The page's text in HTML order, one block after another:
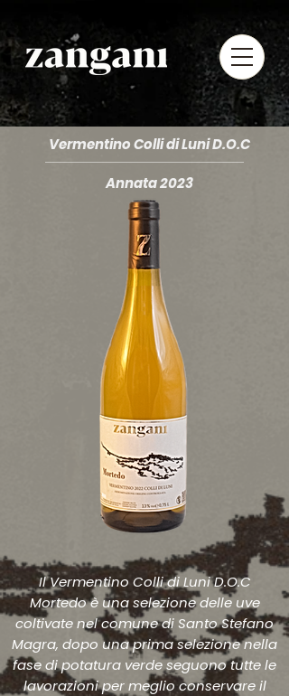
Vermentino Colli di Luni D.O.C
Annata 2023
Il Vermentino Colli di Luni D.O.C
Mortedo è una selezione delle uve
coltivate nel comune di Santo Stefano
Magra, dopo una prima selezione nella
fase di potatura verde seguono tutte le
lavorazioni per meglio conservare il